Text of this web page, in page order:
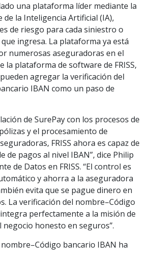
una plataforma líder mediante la
de la Inteligencia Artificial (IA),
de riesgo para cada siniestro o
ingresa. La plataforma ya está
numerosas aseguradoras en el
la plataforma de software de FRISS,
agregar la verificación del
IBAN como un paso de
de SurePay con los procesos de
y el procesamiento de
FRISS ahora es capaz de
de pagos al nivel IBAN”, dice Philip
de Datos en FRISS. “El control es
y ahorra a la aseguradora
evita que se pague dinero en
La verificación del nombre–Código
perfectamente a la misión de
negocio honesto en seguros”.
bancario IBAN ha